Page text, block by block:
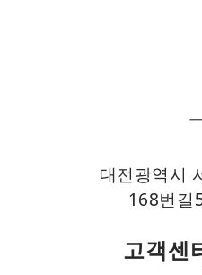
대전광역시
168번길
고객센